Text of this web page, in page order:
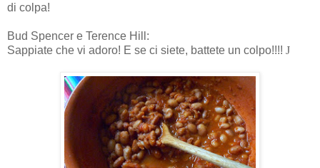
di colpa!
Bud Spencer e Terence Hill:
Sappiate che vi adoro! E se ci siete, battete un colpo!!!! J